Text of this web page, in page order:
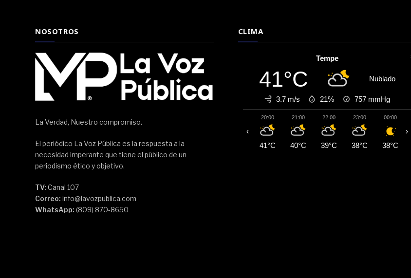
NOSOTROS
La Verdad, Nuestro compromiso.
El periódico La Voz Pública es la respuesta a la
necesidad imperante que tiene el público de un
periodismo ético y objetivo.
TV: Canal 107
Correo: info@lavozpublica.com
WhatsApp: (809) 870-8650
CLIMA
Tempe
41°C Nublado
3.7 m/s 21% 757 mmHg
20:00
41°C
21:00
40°C
22:00
39°C
23:00
38°C
00:00
38°C
‹ ›